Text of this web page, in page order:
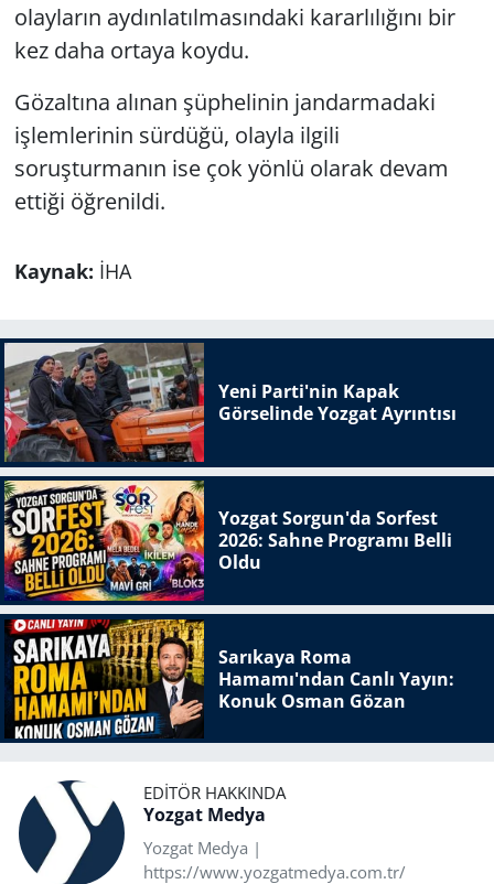
olayların aydınlatılmasındaki kararlılığını bir
kez daha ortaya koydu.
Gözaltına alınan şüphelinin jandarmadaki
işlemlerinin sürdüğü, olayla ilgili
soruşturmanın ise çok yönlü olarak devam
ettiği öğrenildi.
Kaynak: İHA
Yeni Parti'nin Kapak
Görselinde Yozgat Ayrıntısı
Yozgat Sorgun'da Sorfest
2026: Sahne Programı Belli
Oldu
Sarıkaya Roma
Hamamı'ndan Canlı Yayın:
Konuk Osman Gözan
EDITÖR HAKKINDA
Yozgat Medya
Yozgat Medya |
https://www.yozgatmedya.com.tr/